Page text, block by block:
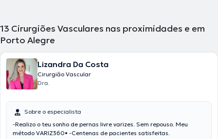
13 Cirurgiões Vasculares nas proximidades e em
Porto Alegre
Lizandra Da Costa
Cirurgião Vascular
Dra.
Sobre o especialista
-Realizo o teu sonho de pernas livre varizes. Sem repouso. Meu
método VARIZ360• -Centenas de pacientes satisfeitas.